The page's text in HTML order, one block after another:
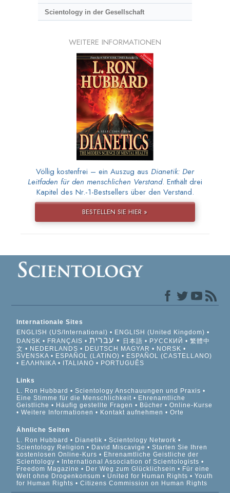
Scientology in der Gesellschaft
WEITERE INFORMATIONEN
Völlig kostenfrei – ein Auszug aus Dianetik: Der
Leitfaden für den menschlichen Verstand. Enthält drei
Kapitel des Nr.-1-Bestsellers über den Verstand.
BESTELLEN SIE HIER »
Internationale Sites
ENGLISH (US/International)
ENGLISH (United Kingdom)
DANSK
FRANÇAIS עברית 日本語 РУССКИЙ
繁體中
文
NEDERLANDS DEUTSCH MAGYAR
NORSK
SVENSKA
ESPAÑOL (LATINO)
ESPAÑOL (CASTELLANO)
ΕΛΛΗΝΙΚA
ITALIANO PORTUGUÊS
Links
L. Ron Hubbard
Scientology Anschauungen und Praxis
Eine Stimme für die Menschlichkeit
Ehrenamtliche
Geistliche
Häufig gestellte Fragen Bücher
Online-Kurse
Weitere Informationen
Kontakt aufnehmen Orte
Ähnliche Seiten
L. Ron Hubbard
Dianetik
Scientology Network
Scientology Religion
David Miscavige
Starten Sie Ihren
kostenlosen Online-Kurs
Ehrenamtliche Geistliche der
Scientology
International Association of Scientologists
Freedom Magazine
Der Weg zum Glücklichsein
Für eine
Welt ohne Drogenkonsum
United for Human Rights
Youth
for Human Rights
Citizens Commission on Human Rights